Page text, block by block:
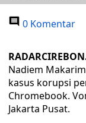
0 Komentar
Nadiem
kasus korupsi
Chromebook.
Jakarta Pusat.